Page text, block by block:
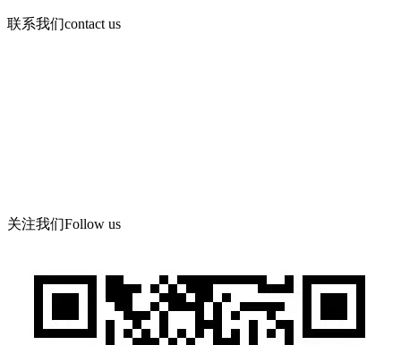
联系我们contact us
关注我们Follow us